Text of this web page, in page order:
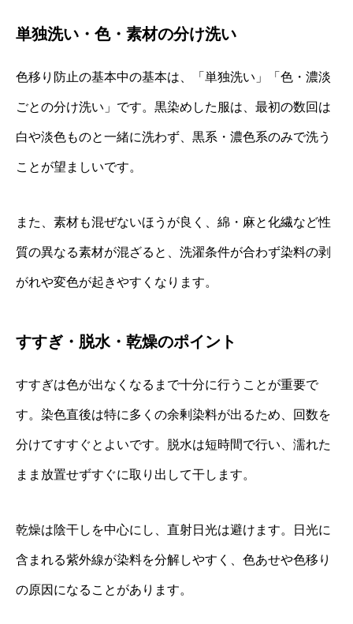
単独洗い・色・素材の分け洗い
色移り防止の基本中の基本は、「単独洗い」「色・濃淡
ごとの分け洗い」です。黒染めした服は、最初の数回は
白や淡色ものと一緒に洗わず、黒系・濃色系のみで洗う
ことが望ましいです。
また、素材も混ぜないほうが良く、綿・麻と化繊など性
質の異なる素材が混ざると、洗濯条件が合わず染料の剥
がれや変色が起きやすくなります。
すすぎ・脱水・乾燥のポイント
すすぎは色が出なくなるまで十分に行うことが重要で
す。染色直後は特に多くの余剰染料が出るため、回数を
分けてすすぐとよいです。脱水は短時間で行い、濡れた
まま放置せずすぐに取り出して干します。
乾燥は陰干しを中心にし、直射日光は避けます。日光に
含まれる紫外線が染料を分解しやすく、色あせや色移り
の原因になることがあります。